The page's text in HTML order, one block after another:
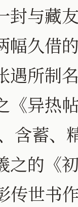
封与藏
幅久借
遇所制
《异热
蓄、精
之的《
传世书